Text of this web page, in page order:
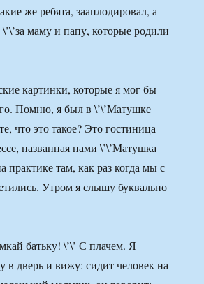
же ребята, зааплодировал, а
маму и папу, которые родили
картинки, которые я мог бы
Помню, я был в \’\’Матушке
что это такое? Это гостиница
названная нами \’\’Матушка
практике там, как раз когда мы с
Утром я слышу буквально
батьку! \’\’ С плачем. Я
в дверь и вижу: сидит человек на